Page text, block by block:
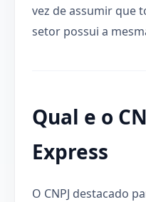
vez de assumir que
setor possui a
Qual e o
Express
O CNPJ destacado